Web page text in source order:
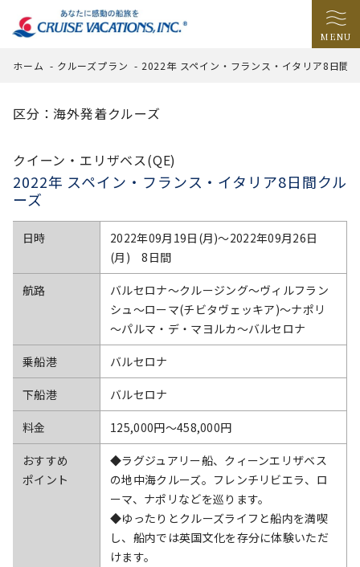
MENU
ホーム - クルーズプラン - 2022年 スペイン・フランス・イタリア8日間
区分：海外発着クルーズ
クイーン・エリザベス(QE)
2022年 スペイン・フランス・イタリア8日間クル
ーズ
日時
2022年09月19日(月)〜2022年09月26日
(月) 8日間
航路
バルセロナ～クルージング～ヴィルフラン
シュ～ローマ(チビタヴェッキア)～ナポリ
～パルマ・デ・マヨルカ～バルセロナ
乗船港 バルセロナ
下船港 バルセロナ
料金 125,000円〜458,000円
おすすめ
ポイント
◆ラグジュアリー船、クィーンエリザベス
の地中海クルーズ。フレンチリビエラ、ロ
ーマ、ナポリなどを巡ります。
◆ゆったりとクルーズライフと船内を満喫
し、船内では英国文化を存分に体験いただ
けます。